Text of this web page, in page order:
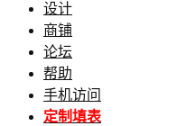
设计
商铺
论坛
帮助
手机访问
定制填表